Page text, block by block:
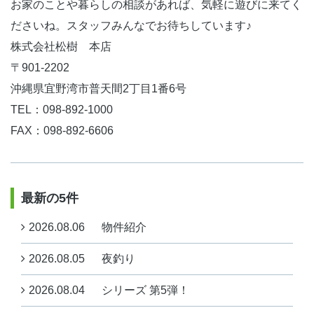
お家のことや暮らしの相談があれば、気軽に遊びに来てく
ださいね。スタッフみんなでお待ちしています♪
株式会社松樹 本店
〒901-2202
沖縄県宜野湾市普天間2丁目1番6号
TEL：098-892-1000
FAX：098-892-6606
最新の5件
2026.08.06 物件紹介
2026.08.05 夜釣り
2026.08.04 シリーズ 第5弾！